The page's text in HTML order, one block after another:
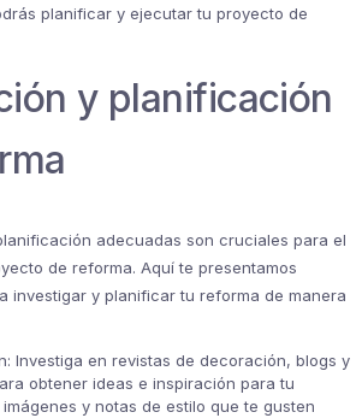
planificar y ejecutar tu proyecto de
y planificación
adecuadas son cruciales para el
de reforma. Aquí te presentamos
investigar y planificar tu reforma de manera
Investiga en revistas de decoración, blogs y
obtener ideas e inspiración para tu
y notas de estilo que te gusten